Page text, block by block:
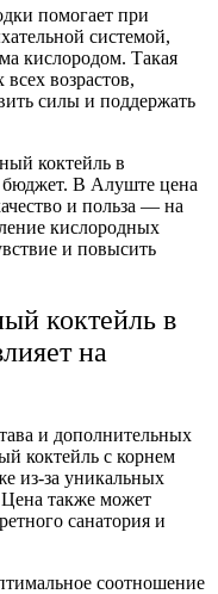
помогает при
системой,
кислородом. Такая
возрастов,
силы и поддержать
коктейль в
бюджет. В Алуште цена
и польза — на
кислородных
и повысить
коктейль в
на
и дополнительных
коктейль с корнем
из-за уникальных
Цена также может
санатория и
соотношение